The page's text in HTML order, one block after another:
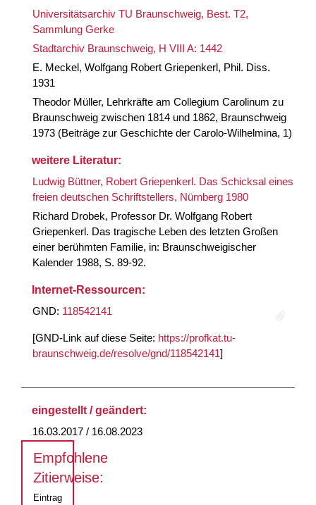
Universitätsarchiv TU Braunschweig, Best. T2,
Sammlung Gerke
Stadtarchiv Braunschweig, H VIII A: 1442
E. Meckel, Wolfgang Robert Griepenkerl, Phil. Diss.
1931
Theodor Müller, Lehrkräfte am Collegium Carolinum zu
Braunschweig zwischen 1814 und 1862, Braunschweig
1973 (Beiträge zur Geschichte der Carolo-Wilhelmina, 1)
weitere Literatur:
Ludwig Büttner, Robert Griepenkerl. Das Schicksal eines
freien deutschen Schriftstellers, Nürnberg 1980
Richard Drobek, Professor Dr. Wolfgang Robert
Griepenkerl. Das tragische Leben des letzten Großen
einer berühmten Familie, in: Braunschweigischer
Kalender 1988, S. 89-92.
Internet-Ressourcen:
GND: 118542141
[GND-Link auf diese Seite: https://profkat.tu-
braunschweig.de/resolve/gnd/118542141]
eingestellt / geändert:
16.03.2017 / 16.08.2023
Empfohlene
Zitierweise:
Eintrag